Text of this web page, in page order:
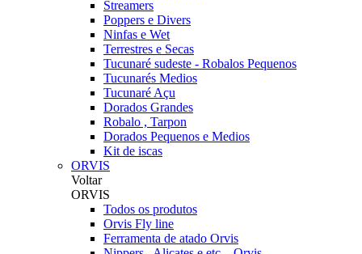
Streamers
Poppers e Divers
Ninfas e Wet
Terrestres e Secas
Tucunaré sudeste - Robalos Pequenos
Tucunarés Medios
Tucunaré Açu
Dorados Grandes
Robalo , Tarpon
Dorados Pequenos e Medios
Kit de iscas
ORVIS
Voltar
ORVIS
Todos os produtos
Orvis Fly line
Ferramenta de atado Orvis